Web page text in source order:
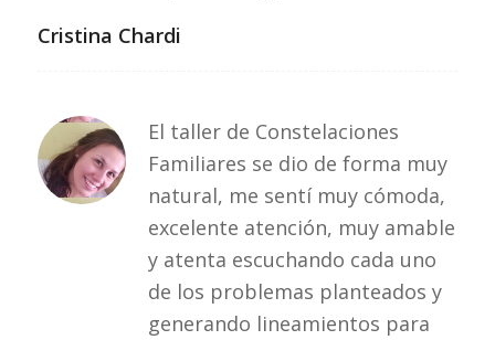
Cristina Chardi
El taller de Constelaciones
Familiares se dio de forma muy
natural, me sentí muy cómoda,
excelente atención, muy amable
y atenta escuchando cada uno
de los problemas planteados y
generando lineamientos para